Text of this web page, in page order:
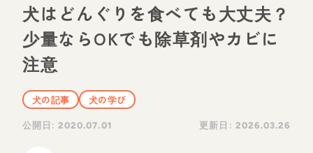
犬はどんぐりを食べても大丈夫？
少量ならOKでも除草剤やカビに
注意
犬の記事
犬の学び
公開日:2020.07.01 更新日: 2026.03.26